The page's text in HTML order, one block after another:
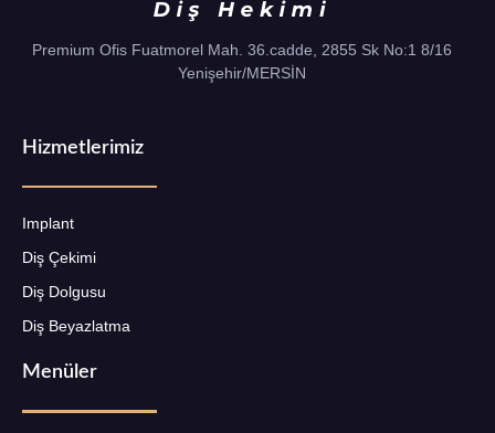
Premium Ofis Fuatmorel Mah. 36.cadde, 2855 Sk No:1 8/16
Yenişehir/MERSİN
Hizmetlerimiz
Implant
Diş Çekimi
Diş Dolgusu
Diş Beyazlatma
Menüler